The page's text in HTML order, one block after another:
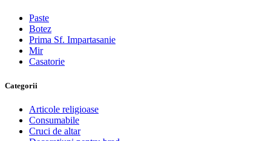
Paste
Botez
Prima Sf. Impartasanie
Mir
Casatorie
Categorii
Articole religioase
Consumabile
Cruci de altar